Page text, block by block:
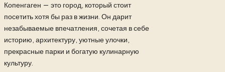
Копенгаген — это город, который стоит
посетить хотя бы раз в жизни. Он дарит
незабываемые впечатления, сочетая в себе
историю, архитектуру, уютные улочки,
прекрасные парки и богатую кулинарную
культуру.